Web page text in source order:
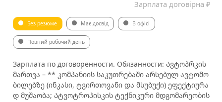
Зарплата договірна ₽
Без резюме Має досвід В офісі
Повний робочий день
Зарплата по договоренности. Обязанности: Ავტოპრკის
მართვა – ** კომპანიის საკუთრებაში არსებულ ავტომო
ბილებზე (ინკასი, ტვირთოვანი და მსუბუქი) ეფექტიურა
დ მუშაობა; Ატვოტროპისკის ტექნიკური მდგომარეობის